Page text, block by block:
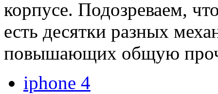
корпусе. Подозреваем,
есть десятки разных
повышающих общую
iphone 4